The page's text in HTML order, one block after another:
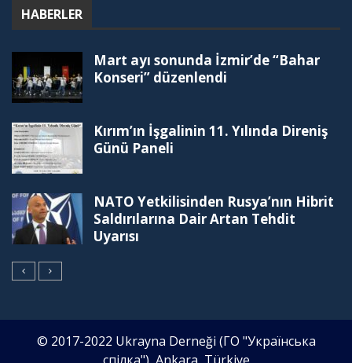
HABERLER
Mart ayı sonunda İzmir’de “Bahar
Konseri” düzenlendi
Kırım’ın İşgalinin 11. Yılında Direniş
Günü Paneli
NATO Yetkilisinden Rusya’nın Hibrit
Saldırılarına Dair Artan Tehdit
Uyarısı
© 2017-2022 Ukrayna Derneği (ГО "Українська